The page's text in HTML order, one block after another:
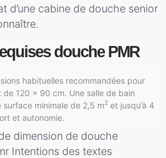
d’une cabine de douche senior
douche PMR
habituelles recommandées pour
de 120 x 90 cm. Une salle de bain
minimale de 2,5 m2 et jusqu’à 4
et autonomie.
dimension de douche
Intentions des textes